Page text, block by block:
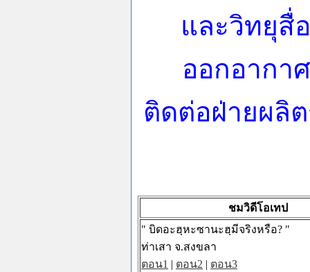
และวิทยุสื่
ออกอากา
ติดต่อฝ่ายผลิต
ชมวิดีโอเทป
" บิดอะฮฺหะซานะฮฺมีจริงหรือ? "
ท่าเสา จ.สงขลา
ตอน1 | ตอน2 | ตอน3